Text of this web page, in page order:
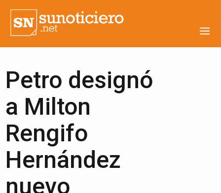
Petro designó
a Milton
Rengifo
Hernández
nuevo